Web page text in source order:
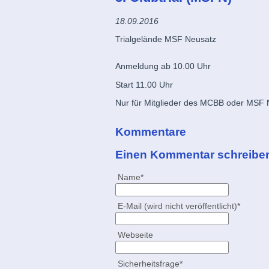
18.09.2016
Trialgelände MSF Neusatz
Anmeldung ab 10.00 Uhr
Start 11.00 Uhr
Nur für Mitglieder des MCBB oder MSF
Kommentare
Einen Kommentar
Pflichtfeld
Name*
Pflichtfeld
E-Mail (wird nicht veröffentlicht)*
Webseite
Pflichtfeld
Sicherheitsfrage*